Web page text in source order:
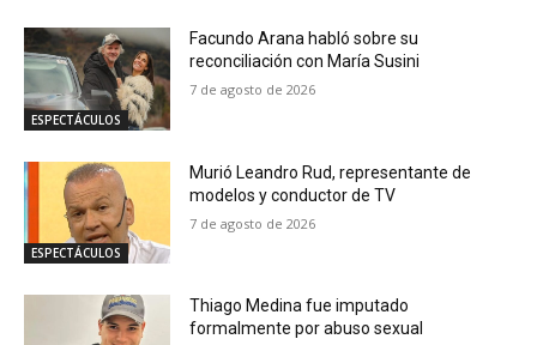
ESPECTÁCULOS
Facundo Arana habló sobre su
reconciliación con María Susini
7 de agosto de 2026
ESPECTÁCULOS
Murió Leandro Rud, representante de
modelos y conductor de TV
7 de agosto de 2026
Thiago Medina fue imputado
formalmente por abuso sexual